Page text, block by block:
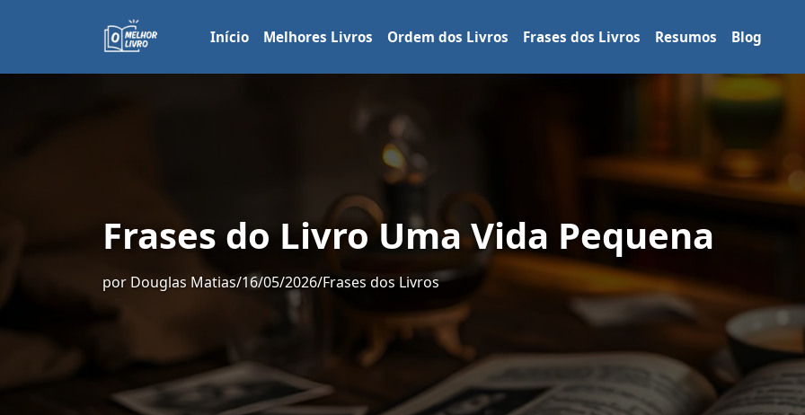
Início Melhores Livros Ordem dos Livros Frases dos Livros Resumos Blog
Frases do Livro Uma Vida Pequena
por Douglas Matias/16/05/2026/Frases dos Livros